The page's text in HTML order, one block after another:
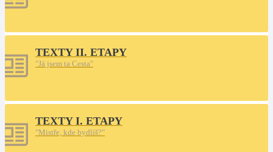
TEXTY II. ETAPY
"Já jsem ta Cesta"
TEXTY I. ETAPY
"Mistře, kde bydlíš?"